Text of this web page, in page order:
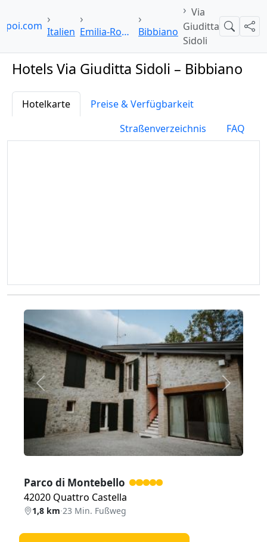
Italien Emilia-Romagna Bibbiano
Via
Giuditta
Sidoli
Suche
Hotels Via Giuditta Sidoli – Bibbiano
Hotelkarte
Preise & Verfügbarkeit
Straßenverzeichnis
FAQ
Zurück Weiter
Parco di Montebello
42020 Quattro Castella
1,8 km·23 Min. Fußweg